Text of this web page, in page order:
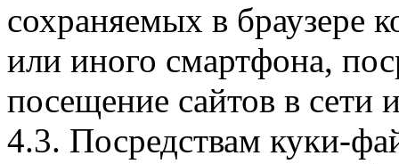
сохраняемых в браузере
или иного смартфона,
посещение сайтов в сети
4.3. Посредствам куки-